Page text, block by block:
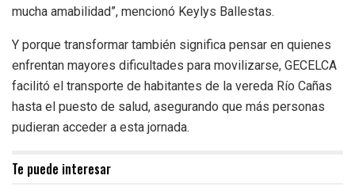
mucha amabilidad”, mencionó Keylys Ballestas.
Y porque transformar también significa pensar en quienes
enfrentan mayores dificultades para movilizarse, GECELCA
facilitó el transporte de habitantes de la vereda Río Cañas
hasta el puesto de salud, asegurando que más personas
pudieran acceder a esta jornada.
Te puede interesar